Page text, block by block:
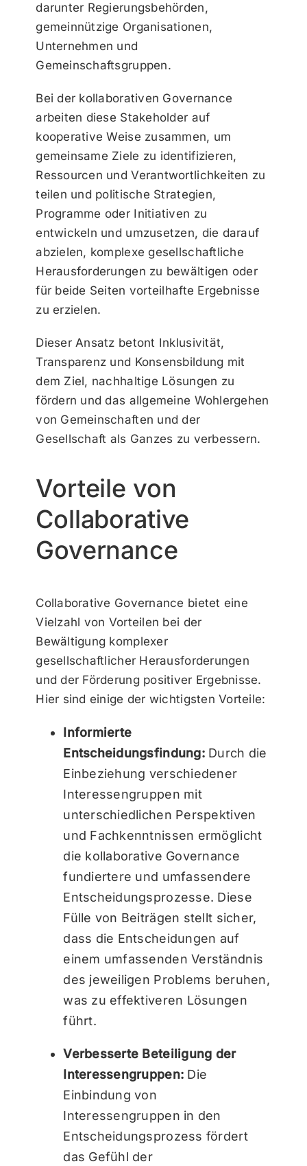
darunter Regierungsbehörden,
gemeinnützige Organisationen,
Unternehmen und
Gemeinschaftsgruppen.
Bei der kollaborativen Governance
arbeiten diese Stakeholder auf
kooperative Weise zusammen, um
gemeinsame Ziele zu identifizieren,
Ressourcen und Verantwortlichkeiten zu
teilen und politische Strategien,
Programme oder Initiativen zu
entwickeln und umzusetzen, die darauf
abzielen, komplexe gesellschaftliche
Herausforderungen zu bewältigen oder
für beide Seiten vorteilhafte Ergebnisse
zu erzielen.
Dieser Ansatz betont Inklusivität,
Transparenz und Konsensbildung mit
dem Ziel, nachhaltige Lösungen zu
fördern und das allgemeine Wohlergehen
von Gemeinschaften und der
Gesellschaft als Ganzes zu verbessern.
Vorteile von
Collaborative
Governance
Collaborative Governance bietet eine
Vielzahl von Vorteilen bei der
Bewältigung komplexer
gesellschaftlicher Herausforderungen
und der Förderung positiver Ergebnisse.
Hier sind einige der wichtigsten Vorteile:
Informierte
Entscheidungsfindung: Durch die
Einbeziehung verschiedener
Interessengruppen mit
unterschiedlichen Perspektiven
und Fachkenntnissen ermöglicht
die kollaborative Governance
fundiertere und umfassendere
Entscheidungsprozesse. Diese
Fülle von Beiträgen stellt sicher,
dass die Entscheidungen auf
einem umfassenden Verständnis
des jeweiligen Problems beruhen,
was zu effektiveren Lösungen
führt.
Verbesserte Beteiligung der
Interessengruppen: Die
Einbindung von
Interessengruppen in den
Entscheidungsprozess fördert
das Gefühl der